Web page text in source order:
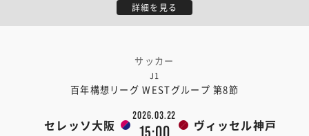
詳細を見る
サッカー
J1
百年構想リーグ WESTグループ 第8節
セレッソ大阪
2026.03.22
15:00 ヴィッセル神戸